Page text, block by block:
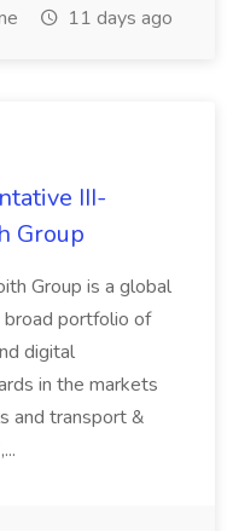
11 days ago
III-
Group
Group is a global
portfolio of
digital
in the markets
and transport &